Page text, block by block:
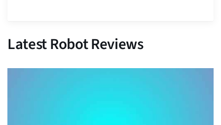
Latest Robot Reviews